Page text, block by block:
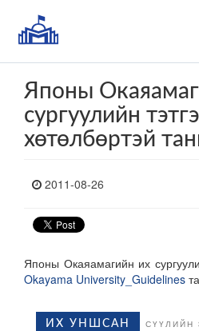
Японы
сургуулийн
хөтөлбөртэй
2011-08-26
Японы Окаяамагийн их
Okayama University_Guidelines
ИХ УНШСАН СҮҮЛИЙН